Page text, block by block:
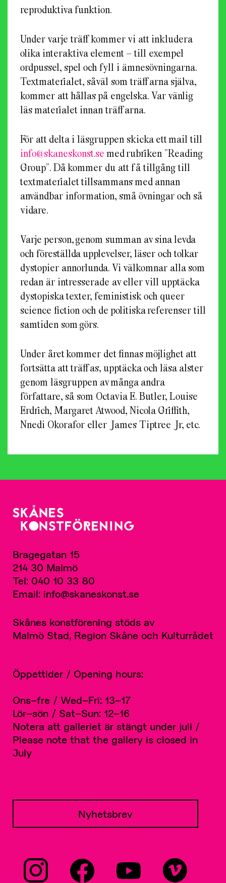
reproduktiva funktion.
Under varje träff kommer vi att inkludera
olika interaktiva element – till exempel
ordpussel, spel och fyll i ämnesövningarna.
Textmaterialet, såväl som träffarna själva,
kommer att hållas på engelska. Var vänlig
läs materialet innan träffarna.
För att delta i läsgruppen skicka ett mail till
info@skaneskonst.se med rubriken ”Reading
Group”. Då kommer du att få tillgång till
textmaterialet tillsammans med annan
användbar information, små övningar och så
vidare.
Varje person, genom summan av sina levda
och föreställda upplevelser, läser och tolkar
dystopier annorlunda. Vi välkomnar alla som
redan är intresserade av eller vill upptäcka
dystopiska texter, feministisk och queer
science fiction och de politiska referenser till
samtiden som görs.
Under året kommer det finnas möjlighet att
fortsätta att träffas, upptäcka och läsa alster
genom läsgruppen av många andra
författare, så som Octavia E. Butler, Louise
Erdrich, Margaret Atwood, Nicola Griffith,
Nnedi Okorafor eller James Tiptree Jr, etc.
Bragegatan 15
214 30 Malmö
Tel: 040 10 33 80
Email: info@skaneskonst.se
Skånes konstförening stöds av
Malmö Stad, Region Skåne och Kulturrådet
Öppettider / Opening hours:
Ons–fre / Wed–Fri: 13–17
Lör–sön / Sat–Sun: 12–16
Notera att galleriet är stängt under juli /
Please note that the gallery is closed in
July
Nyhetsbrev